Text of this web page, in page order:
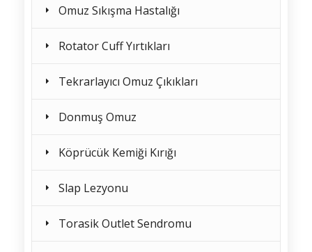
Omuz Sıkışma Hastalığı
Rotator Cuff Yırtıkları
Tekrarlayıcı Omuz Çıkıkları
Donmuş Omuz
Köprücük Kemiği Kırığı
Slap Lezyonu
Torasik Outlet Sendromu